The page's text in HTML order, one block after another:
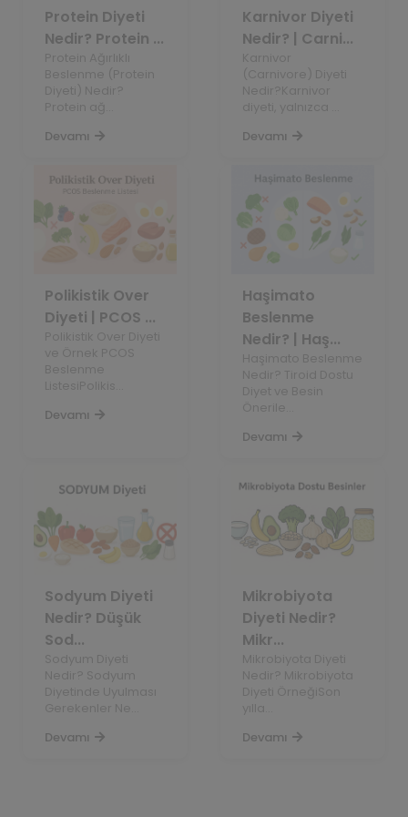
Protein Diyeti
Nedir? Protein ...
Devamı
Karnivor Diyeti
Nedir? | Carni...
Devamı
Polikistik Over
Diyeti | PCOS ...
Devamı
Haşimato
Beslenme
Nedir? | Haş...
Devamı
Sodyum Diyeti
Nedir? Düşük
Sod...
Devamı
Mikrobiyota
Diyeti Nedir?
Mikr...
Devamı